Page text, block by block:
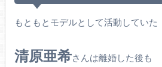
もともとモデルとして活動していた
清原亜希さんは離婚した後も